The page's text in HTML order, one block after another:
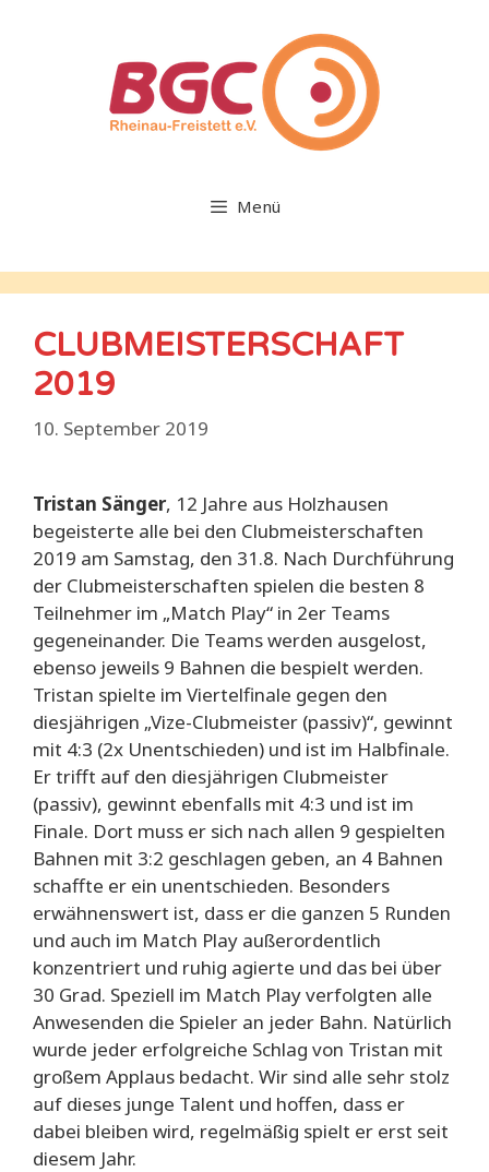
Menü
CLUBMEISTERSCHAFT
2019
10. September 2019
Tristan Sänger, 12 Jahre aus Holzhausen
begeisterte alle bei den Clubmeisterschaften
2019 am Samstag, den 31.8. Nach Durchführung
der Clubmeisterschaften spielen die besten 8
Teilnehmer im „Match Play“ in 2er Teams
gegeneinander. Die Teams werden ausgelost,
ebenso jeweils 9 Bahnen die bespielt werden.
Tristan spielte im Viertelfinale gegen den
diesjährigen „Vize-Clubmeister (passiv)“, gewinnt
mit 4:3 (2x Unentschieden) und ist im Halbfinale.
Er trifft auf den diesjährigen Clubmeister
(passiv), gewinnt ebenfalls mit 4:3 und ist im
Finale. Dort muss er sich nach allen 9 gespielten
Bahnen mit 3:2 geschlagen geben, an 4 Bahnen
schaffte er ein unentschieden. Besonders
erwähnenswert ist, dass er die ganzen 5 Runden
und auch im Match Play außerordentlich
konzentriert und ruhig agierte und das bei über
30 Grad. Speziell im Match Play verfolgten alle
Anwesenden die Spieler an jeder Bahn. Natürlich
wurde jeder erfolgreiche Schlag von Tristan mit
großem Applaus bedacht. Wir sind alle sehr stolz
auf dieses junge Talent und hoffen, dass er
dabei bleiben wird, regelmäßig spielt er erst seit
diesem Jahr.